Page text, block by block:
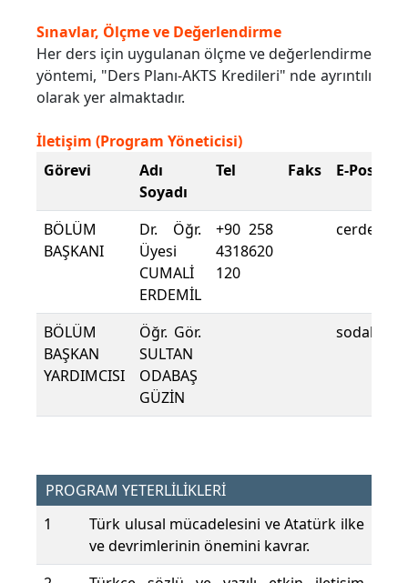
Sınavlar, Ölçme ve Değerlendirme
Her ders için uygulanan ölçme ve değerlendirme
yöntemi, "Ders Planı-AKTS Kredileri" nde ayrıntılı
olarak yer almaktadır.
İletişim (Program Yöneticisi)
Görevi
Adı
Soyadı
Tel Faks E-Posta
BÖLÜM
BAŞKANI
Dr. Öğr.
Üyesi
CUMALİ
ERDEMİL
+90 258
4318620
120
BÖLÜM
BAŞKAN
YARDIMCISI
Öğr. Gör.
SULTAN
ODABAŞ
GÜZİN
PROGRAM YETERLİLİKLERİ
1
Türk ulusal mücadelesini ve Atatürk ilke
ve devrimlerinin önemini kavrar.